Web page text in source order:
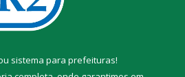
sistema para prefeituras!